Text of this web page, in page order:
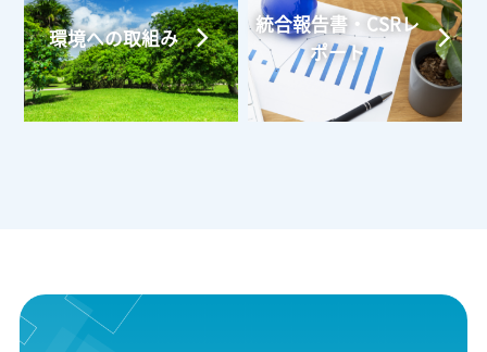
環境への取組み
統合報告書・CSRレ
ポート